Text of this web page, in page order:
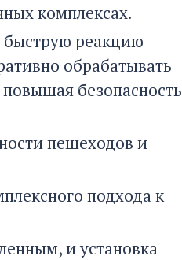
комплексах.
быструю реакцию
обрабатывать
безопасность
пешеходов и
подхода к
и установка